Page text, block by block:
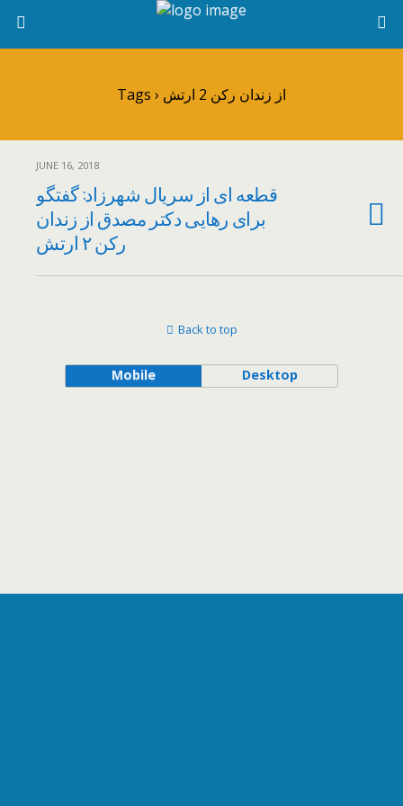
Tags › از زندان رکن 2 ارتش
JUNE 16, 2018
قطعه ای از سریال شهرزاد: گفتگو
برای رهایی دکتر مصدق از زندان
رکن ۲ ارتش
Back to top
Mobile Desktop